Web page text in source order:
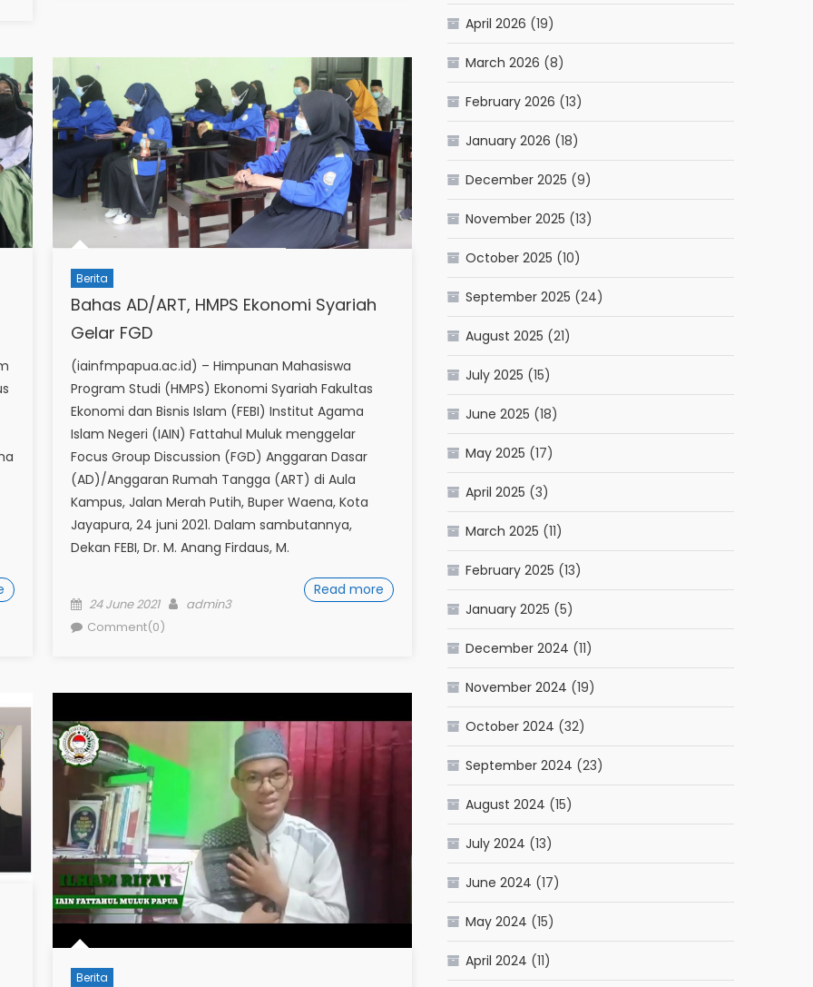
Berita
Bahas AD/ART, HMPS Ekonomi Syariah
Gelar FGD
(iainfmpapua.ac.id) – Himpunan Mahasiswa
Program Studi (HMPS) Ekonomi Syariah Fakultas
Ekonomi dan Bisnis Islam (FEBI) Institut Agama
Islam Negeri (IAIN) Fattahul Muluk menggelar
Focus Group Discussion (FGD) Anggaran Dasar
(AD)/Anggaran Rumah Tangga (ART) di Aula
Kampus, Jalan Merah Putih, Buper Waena, Kota
Jayapura, 24 juni 2021. Dalam sambutannya,
Dekan FEBI, Dr. M. Anang Firdaus, M.
Read more
Posted
on
24 June 2021 Author
admin3
Comment(0)
Berita
April 2026 (19)
March 2026 (8)
February 2026 (13)
January 2026 (18)
December 2025 (9)
November 2025 (13)
October 2025 (10)
September 2025 (24)
August 2025 (21)
July 2025 (15)
June 2025 (18)
May 2025 (17)
April 2025 (3)
March 2025 (11)
February 2025 (13)
January 2025 (5)
December 2024 (11)
November 2024 (19)
October 2024 (32)
September 2024 (23)
August 2024 (15)
July 2024 (13)
June 2024 (17)
May 2024 (15)
April 2024 (11)